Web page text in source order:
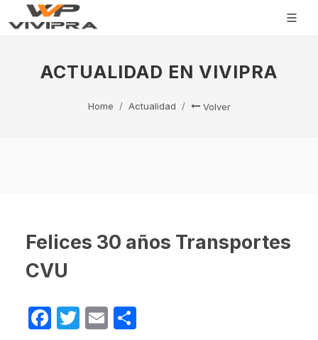
ACTUALIDAD EN VIVIPRA
Home Actualidad Volver
Felices 30 años Transportes
CVU
Facebook
Twitter
Email